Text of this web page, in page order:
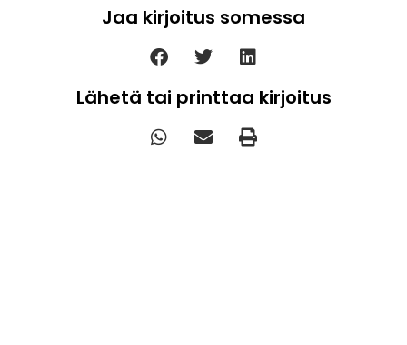
Jaa kirjoitus somessa
Lähetä tai printtaa kirjoitus